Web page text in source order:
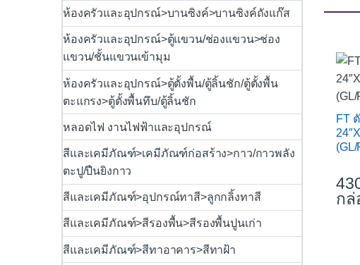
FT
กล่
ห้องครัวและอุปกรณ์>บานซิงค์>บานซิงค์ถังแก๊ส
ห้องครัวและอุปกรณ์>ตู้แขวน/ช่องแขวน>ช่อง
แขวน/ชั้นแขวนเข้ามุม
ห้องครัวและอุปกรณ์>ตู้ตั้งพื้น/ตู้ลิ้นชัก/ตู้ตั้งพื้น
ตะแกรง>ตู้ตั้งพื้นทึบ/ตู้ลิ้นชัก
หลอดไฟ งานไฟฟ้าและอุปกรณ์
สีและเคมีภัณฑ์>เคมีภัณฑ์ก่อสร้าง>กาว/กาวพลัง
ตะปู/ปืนยิงกาว
สีและเคมีภัณฑ์>อุปกรณ์ทาสี>ลูกกลิ้งทาสี
สีและเคมีภัณฑ์>สีรองพื้น>สีรองพื้นปูนเก่า
สีและเคมีภัณฑ์>สีทาอาคาร>สีทาฝ้า